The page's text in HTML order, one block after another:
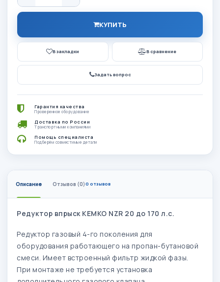
КУПИТЬ
В закладки В сравнение
Задать вопрос
Гарантия качества
Проверенное оборудование
Доставка по России
Транспортными компаниями
Помощь специалиста
Подберём совместимые детали
Описание Отзывов (0)0 отзывов
Редуктор впрыск KEMKO NZR 20 до 170 л.с.
Редуктор газовый 4-го поколения для
оборудования работающего на пропан-бутановой
смеси. Имеет встроенный фильтр жидкой фазы.
При монтаже не требуется установка